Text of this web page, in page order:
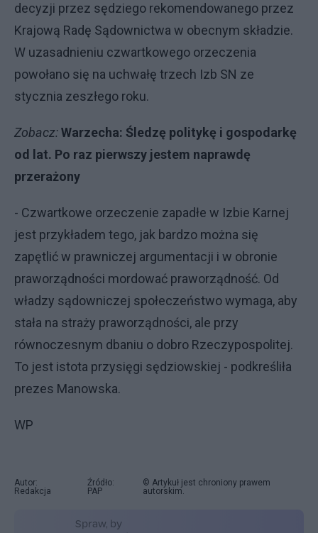
decyzji przez sędziego rekomendowanego przez
Krajową Radę Sądownictwa w obecnym składzie.
W uzasadnieniu czwartkowego orzeczenia
powołano się na uchwałę trzech Izb SN ze
stycznia zeszłego roku.
Zobacz:Warzecha: Śledzę politykę i gospodarkę
od lat. Po raz pierwszy jestem naprawdę
przerażony
- Czwartkowe orzeczenie zapadłe w Izbie Karnej
jest przykładem tego, jak bardzo można się
zapętlić w prawniczej argumentacji i w obronie
praworządności mordować praworządność. Od
władzy sądowniczej społeczeństwo wymaga, aby
stała na straży praworządności, ale przy
równoczesnym dbaniu o dobro Rzeczypospolitej.
To jest istota przysięgi sędziowskiej - podkreśliła
prezes Manowska.
WP
Autor:
Redakcja
Źródło:
PAP
© Artykuł jest chroniony prawem
autorskim.